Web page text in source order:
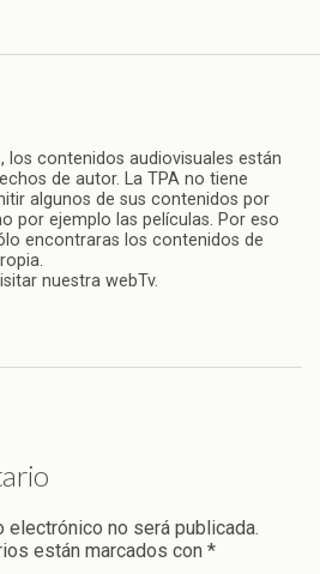
los contenidos audiovisuales están
de autor. La TPA no tiene
algunos de sus contenidos por
por ejemplo las películas. Por eso
encontraras los contenidos de
nuestra webTv.
electrónico no será publicada.
están marcados con *